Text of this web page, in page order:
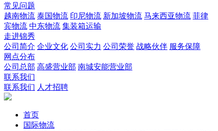
常见问题
越南物流 泰国物流 印尼物流 新加坡物流 马来西亚物流 菲律
宾物流 中东物流 集装箱运输
走进锦秀
公司简介 企业文化 公司实力 公司荣誉 战略伙伴 服务保障
网点分布
公司总部 高盛营业部 南城安能营业部
联系我们
联系我们 人才招聘
首页
国际物流